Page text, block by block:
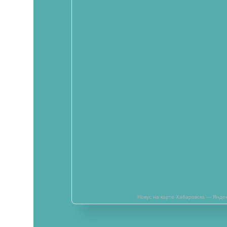
Новус на карте Хабаровска —